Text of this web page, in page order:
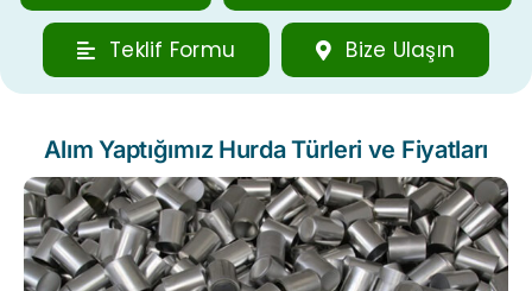
Teklif Formu Bize Ulaşın
Alım Yaptığımız Hurda Türleri ve Fiyatları